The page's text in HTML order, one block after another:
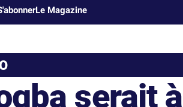
Le Magazine
serait à